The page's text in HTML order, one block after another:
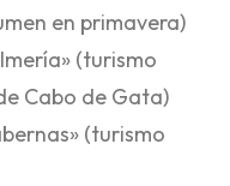
en primavera)
(turismo
Cabo de Gata)
(turismo